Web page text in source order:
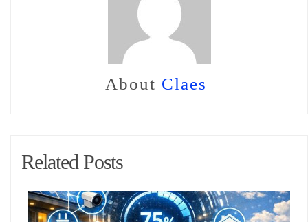
About Claes
Related Posts